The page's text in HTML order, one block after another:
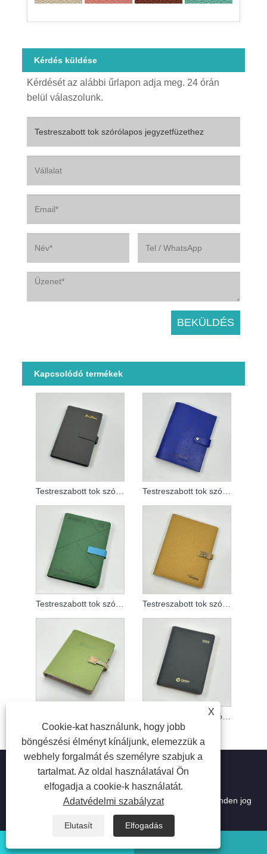
Kérdés küldése
Kérdését az alábbi űrlapon adja meg. 24 órán
belül válaszolunk.
Kapcsolódó termékek
X
Cookie-kat használunk, hogy jobb
böngészési élményt kínáljunk, elemezzük a
webhely forgalmát és személyre szabjuk a
tartalmat. Az oldal használatával Ön
elfogadja a cookie-k használatát.
Adatvédelmi szabályzat
Elutasít
Elfogadás
Copyright © 2023 Suzhou Aiyide Stationery Co.,Ltd. Minden jog